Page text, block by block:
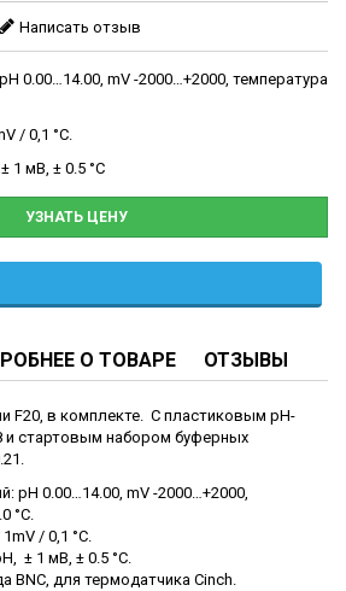
Написать отзыв
0.00…14.00, mV -2000…+2000, температура
/ 0,1 °C.
1 мВ, ± 0.5 °C
УЗНАТЬ ЦЕНУ
О ТОВАРЕ ОТЗЫВЫ
F20, в комплекте. С пластиковым pH-
и стартовым набором буферных
pH 0.00…14.00, mV -2000…+2000,
°C.
/ 0,1 °C.
± 1 мВ, ± 0.5 °C.
BNC, для термодатчика Cinch.